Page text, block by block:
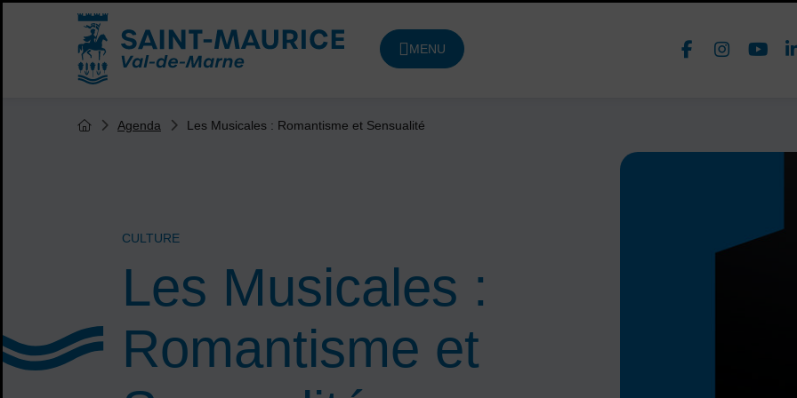
Accueil ville de Saint-Maurice
MENU
DE NAVIGATION PRINCIPALE Nous
Les Musicales :
Romantisme et
CULTURE
Vous êtes ici :
Page d'accueil du site
Agenda Les Musicales : Romantisme et Sensualité